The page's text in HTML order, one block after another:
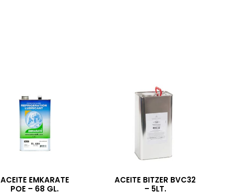
ACEITE EMKARATE
POE – 68 GL.
ACEITE BITZER BVC32
– 5LT.